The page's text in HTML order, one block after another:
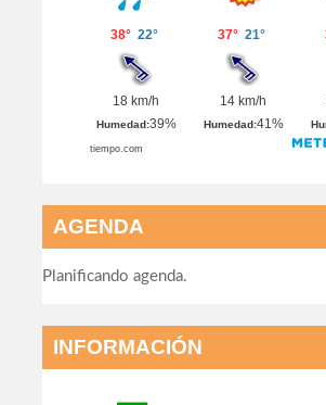
AGENDA
Planificando agenda.
INFORMACIÓN